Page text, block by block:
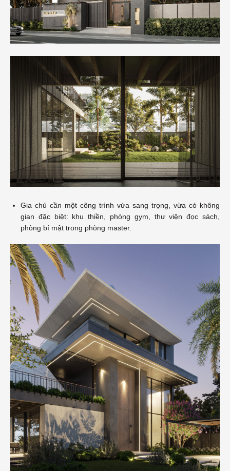
Gia chủ cần một công trình vừa sang trọng, vừa có không
gian đặc biệt: khu thiền, phòng gym, thư viện đọc sách,
phòng bí mật trong phòng master.